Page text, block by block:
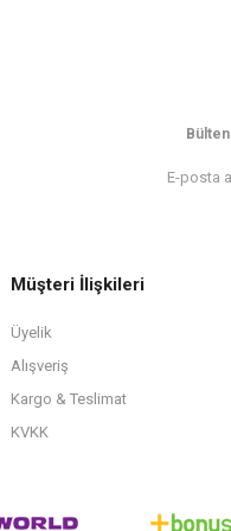
Müşteri İlişkileri
Üyelik
Alışveriş
Kargo & Teslimat
KVKK